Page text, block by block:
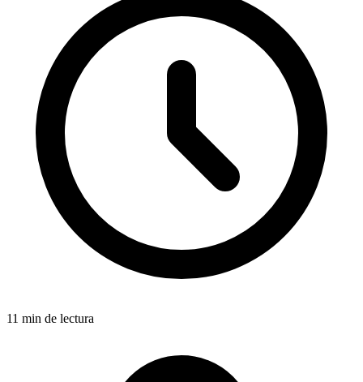
11 min de lectura